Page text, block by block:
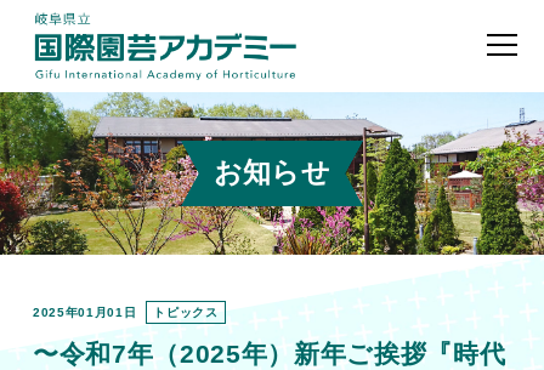
お知らせ
2025年01月01日 トピックス
〜令和7年（2025年）新年ご挨拶『時代